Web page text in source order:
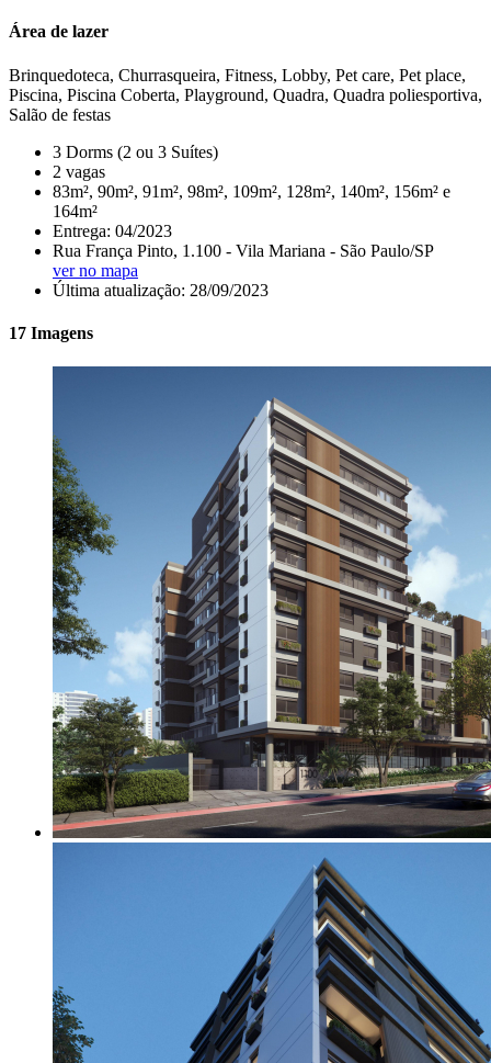
Área de lazer
Brinquedoteca, Churrasqueira, Fitness, Lobby, Pet care, Pet place,
Piscina, Piscina Coberta, Playground, Quadra, Quadra poliesportiva,
Salão de festas
3 Dorms (2 ou 3 Suítes)
2 vagas
83m², 90m², 91m², 98m², 109m², 128m², 140m², 156m² e
164m²
Entrega: 04/2023
Rua França Pinto, 1.100 - Vila Mariana - São Paulo/SP
ver no mapa
Última atualização: 28/09/2023
17 Imagens